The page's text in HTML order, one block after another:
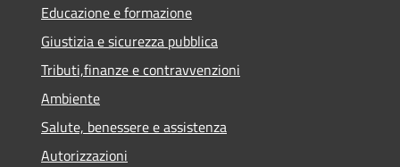
Educazione e formazione
Giustizia e sicurezza pubblica
Tributi,finanze e contravvenzioni
Ambiente
Salute, benessere e assistenza
Autorizzazioni